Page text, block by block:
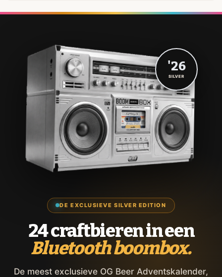
DE EXCLUSIEVE SILVER EDITION
24 craftbieren in een
Bluetooth boombox.
De meest exclusieve OG Beer Adventskalender,
'26
SILVER